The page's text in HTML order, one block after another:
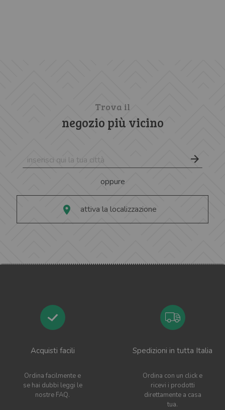
Trova il
negozio più vicino
oppure
attiva la localizzazione
Acquisti facili
Ordina facilmente e
se hai dubbi leggi le
nostre FAQ.
Spedizioni in tutta Italia
Ordina con un click e
ricevi i prodotti
direttamente a casa
tua.